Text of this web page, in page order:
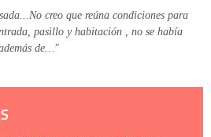
creo que reúna condiciones para
pasillo y habitación , no se había
de…"